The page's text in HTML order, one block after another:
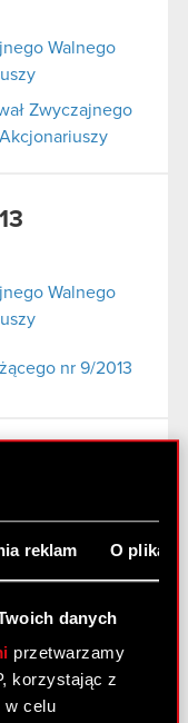
reklam O
danych
przetwarzamy
korzystając z
w celu
Walnego
Zwyczajnego
Walnego
nr 9/2013
sprawie